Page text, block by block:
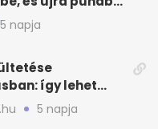
5 napja
így lehet
a kert
5 napja